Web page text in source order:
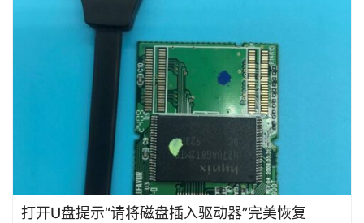
打开U盘提示“请将磁盘插入驱动器”完美恢复